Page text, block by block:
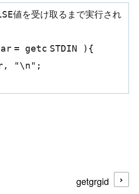
値を受け取るまで実行され
= getc STDIN ){
, "\n" ;
getgrgid